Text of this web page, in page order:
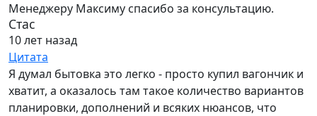
Менеджеру Максиму спасибо за консультацию.
Стас
10 лет назад
Цитата
Я думал бытовка это легко - просто купил вагончик и
хватит, а оказалось там такое количество вариантов
планировки, дополнений и всяких нюансов, что